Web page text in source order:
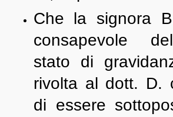
Che la signora
consapevole
stato di
rivolta al dott. D.
di essere